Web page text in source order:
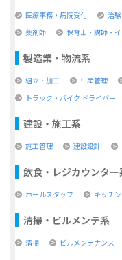
医療事務・病院受付 治験
薬剤師
保育士・講師・
製造業・物流系
組立・加工 生産管理
トラック・バイク ドライバー
建設・施工系
施工管理 建設設計
飲食・レジカウンター
ホールスタッフ キッチ
清掃・ビルメンテ系
清掃 ビルメンテナンス